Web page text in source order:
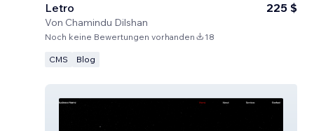
Letro
Von Chamindu Dilshan
225 $
Noch keine Bewertungen vorhanden 18
CMS Blog